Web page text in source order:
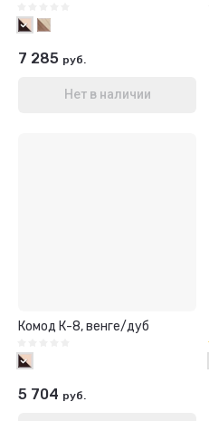
7 285 руб.
Нет в наличии
Комод К-8, венге/дуб
5 704 руб.